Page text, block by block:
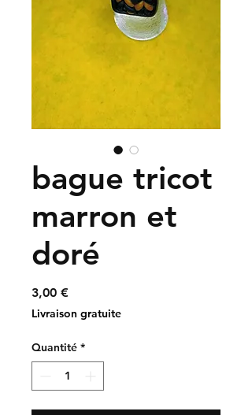
bague tricot
marron et
doré
3,00 €Prix
Livraison gratuite
Quantité *